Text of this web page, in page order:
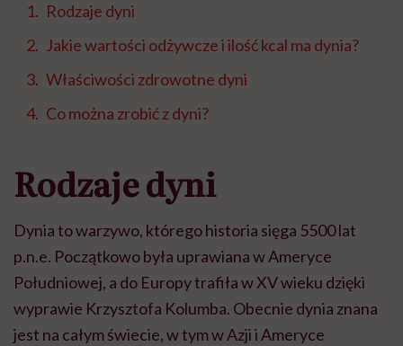
Rodzaje dyni
Jakie wartości odżywcze i ilość kcal ma dynia?
Właściwości zdrowotne dyni
Co można zrobić z dyni?
Rodzaje dyni
Dynia to warzywo, którego historia sięga 5500 lat
p.n.e. Początkowo była uprawiana w Ameryce
Południowej, a do Europy trafiła w XV wieku dzięki
wyprawie Krzysztofa Kolumba. Obecnie dynia znana
jest na całym świecie, w tym w Azji i Ameryce